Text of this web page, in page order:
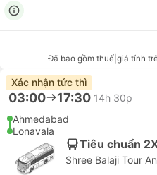
Đã bao gồm thuế giá tính
Xác nhận tức thì
03:00 17:30 14h 30p
Ahmedabad
Lonavala
Tiêu chuẩn
Shree Balaji Tour